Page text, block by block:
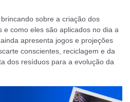
sobre a criação dos
e como eles são aplicados no dia a
apresenta jogos e projeções
conscientes, reciclagem e da
dos resíduos para a evolução da